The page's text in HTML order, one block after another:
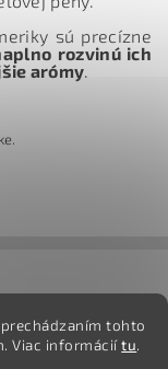
sú precízne
rozvinú ich
arómy
tohto
Viac informáciítu.